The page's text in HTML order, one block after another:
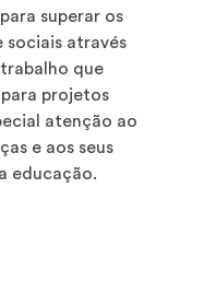
superar os
sociais através
que
projetos
atenção ao
e aos seus
educação.